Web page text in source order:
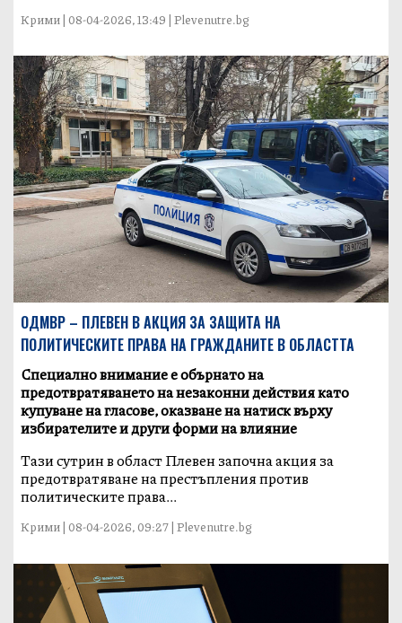
Крими | 08-04-2026, 13:49 | Plevenutre.bg
ОДМВР – ПЛЕВЕН В АКЦИЯ ЗА ЗАЩИТА НА
ПОЛИТИЧЕСКИТЕ ПРАВА НА ГРАЖДАНИТЕ В ОБЛАСТТА
Специално внимание е обърнато на
предотвратяването на незаконни действия като
купуване на гласове, оказване на натиск върху
избирателите и други форми на влияние
Тази сутрин в област Плевен започна акция за
предотвратяване на престъпления против
политическите права...
Крими | 08-04-2026, 09:27 | Plevenutre.bg